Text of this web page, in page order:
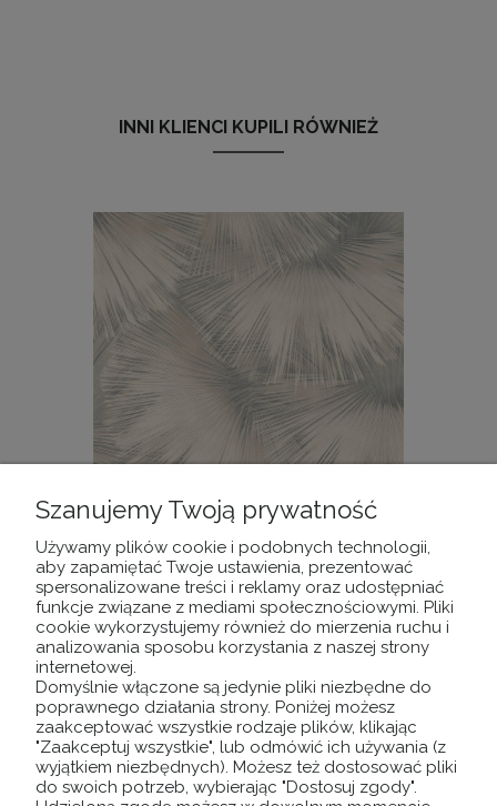
INNI KLIENCI KUPILI RÓWNIEŻ
TAPETA - incanto - liście palmowe beżowo
szare
139,00 zł
DO KOSZYKA
Szanujemy Twoją prywatność
Używamy plików cookie i podobnych technologii,
aby zapamiętać Twoje ustawienia, prezentować
spersonalizowane treści i reklamy oraz udostępniać
funkcje związane z mediami społecznościowymi. Pliki
cookie wykorzystujemy również do mierzenia ruchu i
analizowania sposobu korzystania z naszej strony
internetowej.
Domyślnie włączone są jedynie pliki niezbędne do
poprawnego działania strony. Poniżej możesz
zaakceptować wszystkie rodzaje plików, klikając
"Zaakceptuj wszystkie", lub odmówić ich używania (z
wyjątkiem niezbędnych). Możesz też dostosować pliki
do swoich potrzeb, wybierając "Dostosuj zgody".